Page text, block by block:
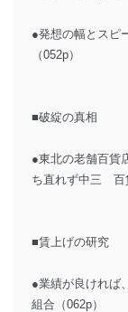
●発想の幅とスピ
（052p）
■破綻の真相
●東北の老舗百貨
ち直れず中三 百
■賃上げの研究
●業績が良ければ
組合（062p）